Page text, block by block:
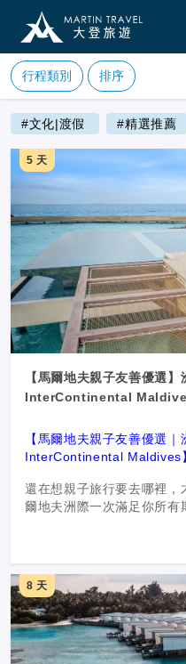
行程類別 排序
#文化|渡假 #精選推薦
5 天
【馬爾地夫親子友善優選
InterContinental
【馬爾地夫親子友善優選
InterContinental Maldives
還在想親子旅行要去哪裡，
爾地夫洲際一次滿足你所有
親子友善設施：兒童俱
✔托嬰服務好貼心：爸媽安
豚，重溫兩人世界。
✔全島VIP禮遇：每日早餐
部分日期再享飲品無限暢飲
8 天